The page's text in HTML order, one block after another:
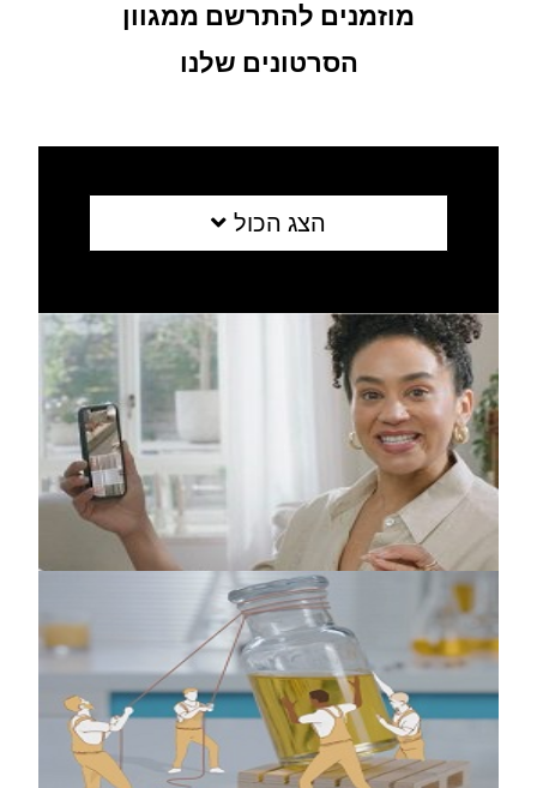
מוזמנים להתרשם ממגוון
הסרטונים שלנו
הצג הכול